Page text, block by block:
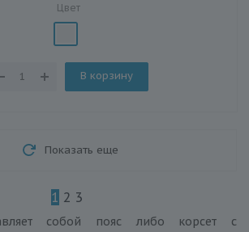
Цвет
В корзину
Показать еще
1 2 3
собой пояс либо корсет с